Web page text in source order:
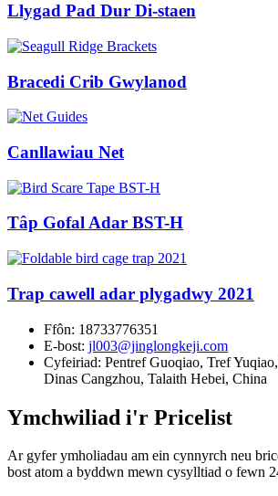
Llygad Pad Dur Di-staen
Bracedi Crib Gwylanod
Canllawiau Net
Tâp Gofal Adar BST-H
Trap cawell adar plygadwy 2021
Ffôn: 18733776351
E-bost: jl003@jinglongkeji.com
Cyfeiriad: Pentref Guoqiao, Tref
Dinas Cangzhou, Talaith Hebei, China
Ymchwiliad i'r Pricelist
Ar gyfer ymholiadau am ein cynnyrch neu
bost atom a byddwn mewn cysylltiad o fewn